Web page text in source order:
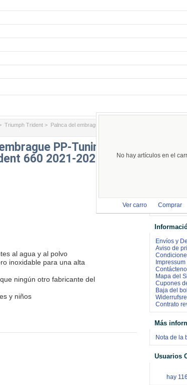
No hay artículos en el
Ver carro Comprar
Triumph Trident > Palnca del embrague PP-Tuning
PP-Tuning
660 2021-2025
al agua y al polvo
inoxidable para una alta
ningún otro fabricante del
y niños
Enlaces
⇒ zum
Idiomas
Envíos y
Aviso de
Impressum
Mapa del
Cupones
Baja del
Contrato
Más
Nota de la
Usuarios
hay